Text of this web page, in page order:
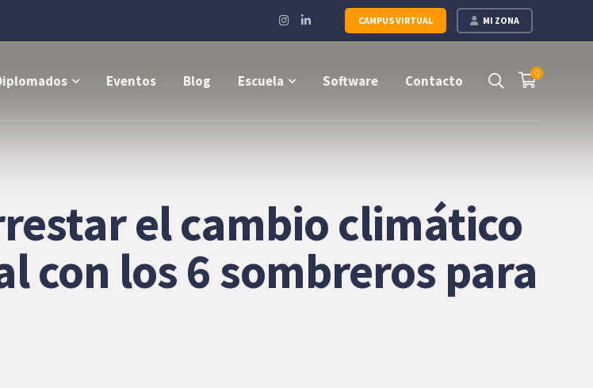
MI ZONA
CAMPUS VIRTUAL
Instagram
Profile
LinkedIn
Profile
0
Eventos Blog Escuela Software Contacto
el cambio climático
con los 6 sombreros para